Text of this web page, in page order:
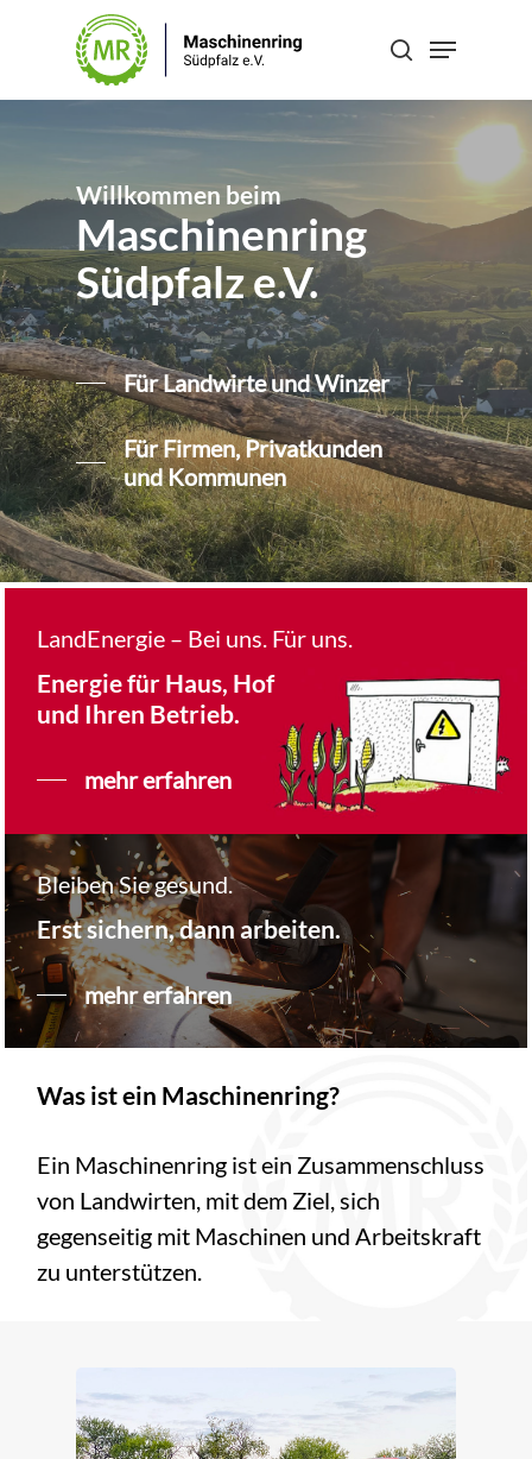
search
Menu
Willkommen beim
Maschinenring
Südpfalz e.V.
Für Landwirte und Winzer
Für Firmen, Privatkunden
und Kommunen
LandEnergie – Bei uns. Für uns.
Energie für Haus, Hof
und Ihren Betrieb.
mehr erfahren
Bleiben Sie gesund.
Erst sichern, dann arbeiten.
mehr erfahren
Was ist ein Maschinenring?
Ein Maschinenring ist ein Zusammenschluss
von Landwirten, mit dem Ziel, sich
gegenseitig mit Maschinen und Arbeitskraft
zu unterstützen.
Menu